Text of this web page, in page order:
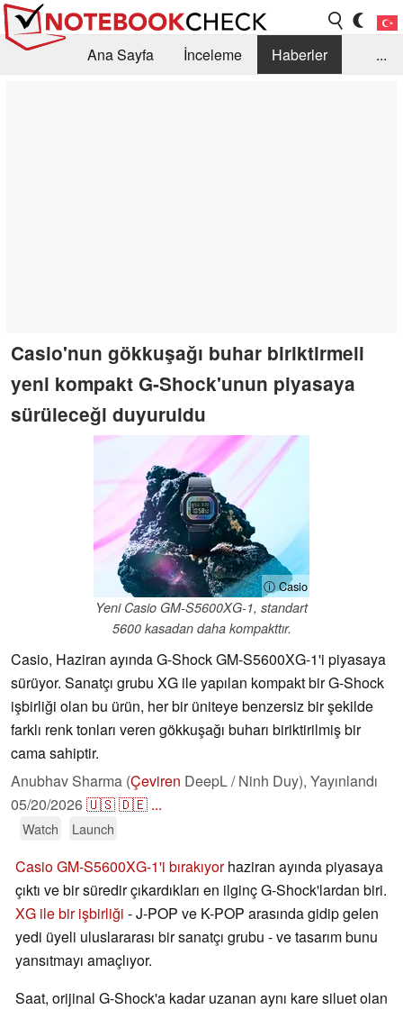
Ana Sayfa İnceleme
Haberler
...
Casio'nun gökkuşağı buhar biriktirmeli
yeni kompakt G-Shock'unun piyasaya
sürüleceği duyuruldu
ⓘ Casio
Yeni Casio GM-S5600XG-1, standart
5600 kasadan daha kompakttır.
Casio, Haziran ayında G-Shock GM-S5600XG-1'i piyasaya
sürüyor. Sanatçı grubu XG ile yapılan kompakt bir G-Shock
işbirliği olan bu ürün, her bir üniteye benzersiz bir şekilde
farklı renk tonları veren gökkuşağı buharı biriktirilmiş bir
cama sahiptir.
Anubhav Sharma (Çeviren DeepL / Ninh Duy), Yayınlandı
05/20/2026🇺🇸🇩🇪 ...
Watch Launch
CasioGM-S5600XG-1'i bırakıyorhaziran ayında piyasaya
çıktı ve bir süredir çıkardıkları en ilginç G-Shock'lardan biri.
XG ile bir işbirliği - J-POP ve K-POP arasında gidip gelen
yedi üyeli uluslararası bir sanatçı grubu - ve tasarım bunu
yansıtmayı amaçlıyor.
Saat, orijinal G-Shock'a kadar uzanan aynı kare siluet olan